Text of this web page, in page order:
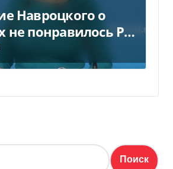
Навроцкого о
не понравилось РФ